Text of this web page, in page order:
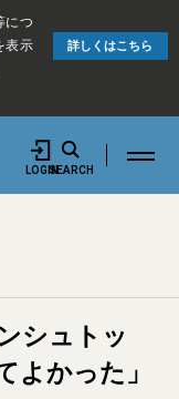
につ
表示
詳しくはこちら
LOGINSEARCH
シュトッ
よかった」